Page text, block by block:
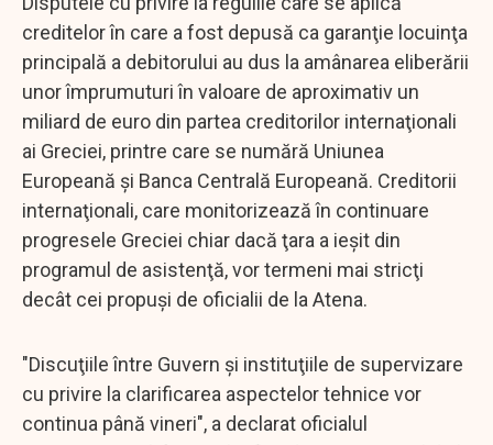
creditelor în care a fost depusă ca garanţie locuinţa
principală a debitorului au dus la amânarea eliberării
unor împrumuturi în valoare de aproximativ un
miliard de euro din partea creditorilor internaţionali
ai Greciei, printre care se numără Uniunea
Europeană şi Banca Centrală Europeană. Creditorii
internaţionali, care monitorizează în continuare
progresele Greciei chiar dacă ţara a ieşit din
programul de asistenţă, vor termeni mai stricţi
decât cei propuşi de oficialii de la Atena.
"Discuţiile între Guvern şi instituţiile de supervizare
cu privire la clarificarea aspectelor tehnice vor
continua până vineri", a declarat oficialul